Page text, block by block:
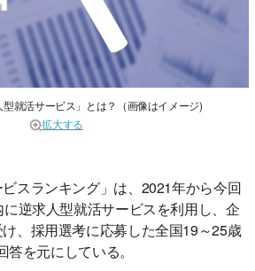
型就活サービス」とは？（画像はイメージ)
拡大する
スランキング」は、2021年から今回
逆求人型就活サービスを利用し、企
、採用選考に応募した全国19～25歳
を元にしている。